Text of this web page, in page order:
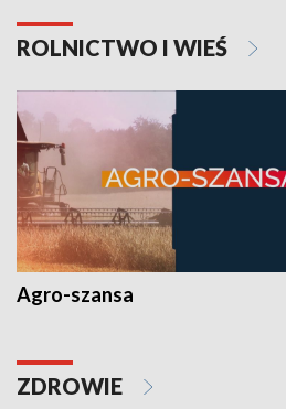
ROLNICTWO I WIEŚ
Agro-szansa
ZDROWIE